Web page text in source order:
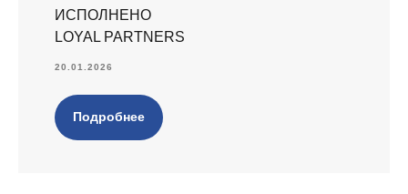
ИСПОЛНЕНО
LOYAL PARTNERS
20.01.2026
Подробнее